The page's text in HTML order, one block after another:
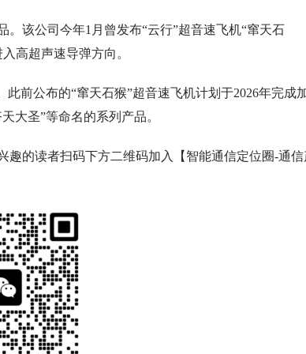
该公司今年1月曾发布“云行”超音速飞机“窜天石
高超声速导弹方向。
前公布的“窜天石猴”超音速飞机计划于2026年完成
大圣”等命名的系列产品。
趣的读者扫码下方二维码加入【智能通信定位圈-通信